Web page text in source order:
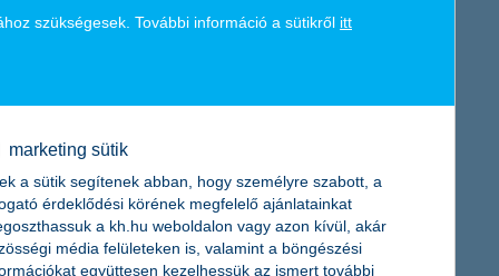
az egyedül utazók aránya, akik egy főre vetítve a
a pénz beosztását. A K&H szakértői szerint a húsvéti
is megtapasztalják a tervezés és a takarékoskodás alapjait.
szükségesek. További információ a sütikről itt
marketing sütik
a sütik segítenek abban, hogy személyre szabott, a
érdeklődési körének megfelelő ajánlatainkat
a kh.hu weboldalon vagy azon kívül, akár
média felületeken is, valamint a böngészési
együttesen kezelhessük az ismert további